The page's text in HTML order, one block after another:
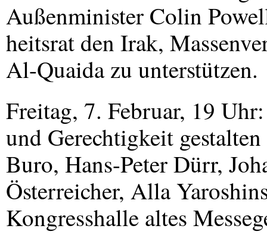
Außenminister Colin
heitsrat den Irak,
Al-Quaida zu unterstützen.
Freitag, 7. Februar, 19
und Gerechtigkeit
Buro, Hans-Peter Dürr,
Österreicher, Alla
Kongresshalle altes